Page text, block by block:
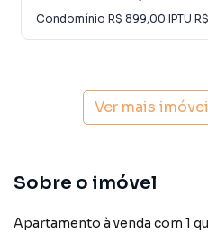
Condomínio R$ 899,00·IPTU
Ver mais
Sobre o imóvel
Apartamento à venda com 1